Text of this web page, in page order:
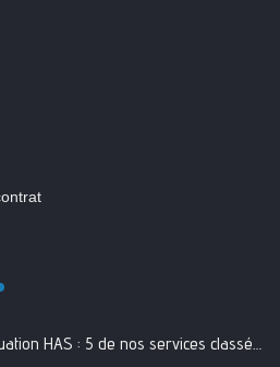
Evaluation HAS : 5 de nos services classés A